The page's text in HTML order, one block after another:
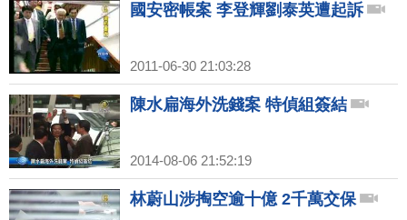
國安密帳案 李登輝劉泰英遭起訴
2011-06-30 21:03:28
陳水扁海外洗錢案 特偵組簽結
2014-08-06 21:52:19
林蔚山涉掏空逾十億 2千萬交保